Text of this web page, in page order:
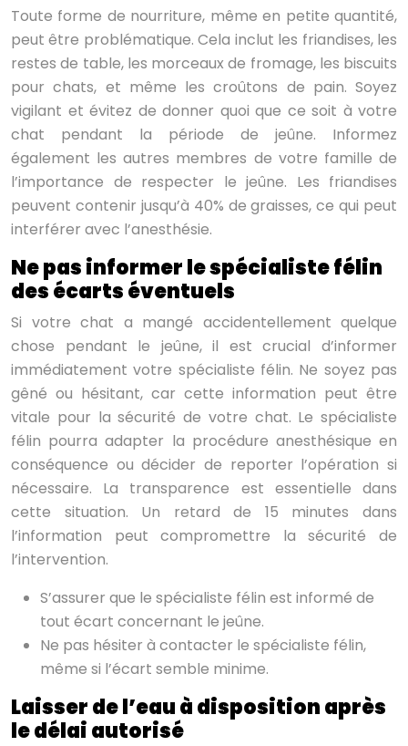
Toute forme de nourriture, même en petite quantité,
peut être problématique. Cela inclut les friandises, les
restes de table, les morceaux de fromage, les biscuits
pour chats, et même les croûtons de pain. Soyez
vigilant et évitez de donner quoi que ce soit à votre
chat pendant la période de jeûne. Informez
également les autres membres de votre famille de
l’importance de respecter le jeûne. Les friandises
peuvent contenir jusqu’à 40% de graisses, ce qui peut
interférer avec l’anesthésie.
Ne pas informer le spécialiste félin
des écarts éventuels
Si votre chat a mangé accidentellement quelque
chose pendant le jeûne, il est crucial d’informer
immédiatement votre spécialiste félin. Ne soyez pas
gêné ou hésitant, car cette information peut être
vitale pour la sécurité de votre chat. Le spécialiste
félin pourra adapter la procédure anesthésique en
conséquence ou décider de reporter l’opération si
nécessaire. La transparence est essentielle dans
cette situation. Un retard de 15 minutes dans
l’information peut compromettre la sécurité de
l’intervention.
S’assurer que le spécialiste félin est informé de
tout écart concernant le jeûne.
Ne pas hésiter à contacter le spécialiste félin,
même si l’écart semble minime.
Laisser de l’eau à disposition après
le délai autorisé